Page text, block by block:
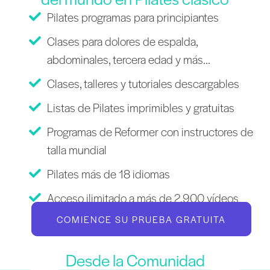
Pilates programas para principiantes
Clases para dolores de espalda,
abdominales, tercera edad y más...
Clases, talleres y tutoriales descargables
Listas de Pilates imprimibles y gratuitas
Programas de Reformer con instructores de
talla mundial
Pilates más de 18 idiomas
Acceso ilimitado a más de 2.900 vídeos
COMIENCE SU PRUEBA GRATUITA
Desde la Comunidad